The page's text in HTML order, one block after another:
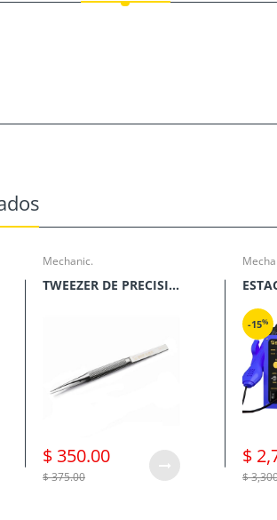
Mechanic.
TWEEZER DE PRECISION MECHANIC SERIES TK
$ 350.00
$ 375.00
-15%
$
$